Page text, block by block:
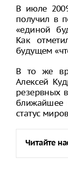
В июле
получил в
«единой
Как
будущем
В то же
Алексей
резервных
ближайшее
статус
Читайте